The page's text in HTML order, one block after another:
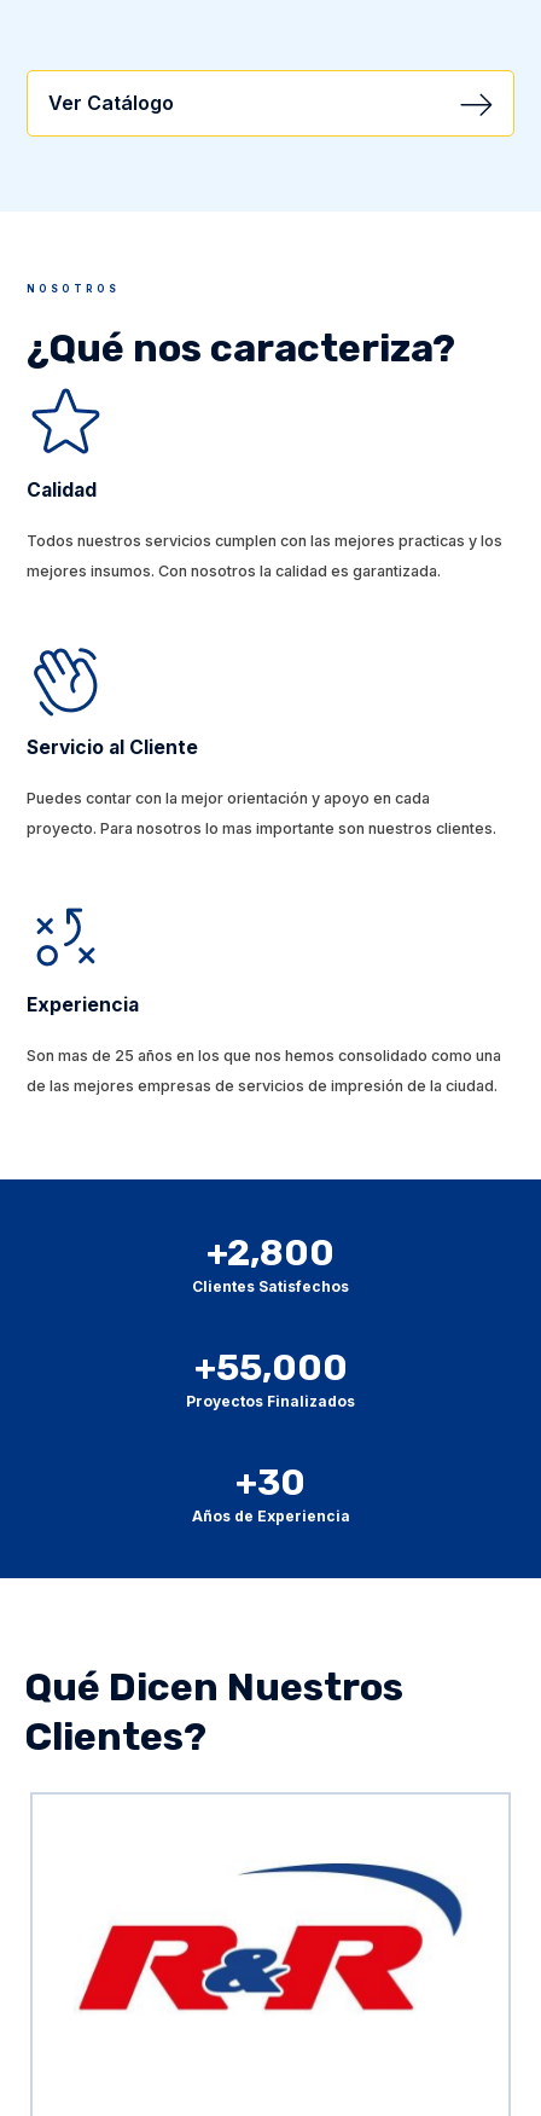
Ver Catálogo
NOSOTROS
¿Qué nos caracteriza?
Calidad
Todos nuestros servicios cumplen con las mejores practicas y los
mejores insumos. Con nosotros la calidad es garantizada.
Servicio al Cliente
Puedes contar con la mejor orientación y apoyo en cada
proyecto. Para nosotros lo mas importante son nuestros clientes.
Experiencia
Son mas de 25 años en los que nos hemos consolidado como una
de las mejores empresas de servicios de impresión de la ciudad.
+2,800
Clientes Satisfechos
+55,000
Proyectos Finalizados
+30
Años de Experiencia
Qué Dicen Nuestros
Clientes?